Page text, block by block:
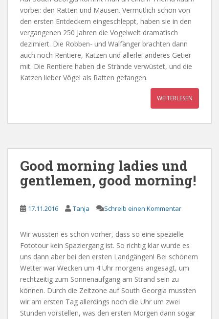
vorbei: den Ratten und Mäusen. Vermutlich schon von
den ersten Entdeckern eingeschleppt, haben sie in den
vergangenen 250 Jahren die Vogelwelt dramatisch
dezimiert. Die Robben- und Walfänger brachten dann
auch noch Rentiere, Katzen und allerlei anderes Getier
mit. Die Rentiere haben die Strände verwüstet, und die
Katzen lieber Vögel als Ratten gefangen.
WEITERLESEN
Good morning ladies und
gentlemen, good morning!
17.11.2016 Tanja Schreib einen Kommentar
Wir wussten es schon vorher, dass so eine spezielle
Fototour kein Spaziergang ist. So richtig klar wurde es
uns dann aber bei den ersten Landgängen! Bei schönem
Wetter war Wecken um 4 Uhr morgens angesagt, um
rechtzeitig zum Sonnenaufgang am Strand sein zu
können. Durch die Zeitzone auf South Georgia mussten
wir am ersten Tag allerdings noch die Uhr um zwei
Stunden vorstellen, was den ersten Morgen dann sogar